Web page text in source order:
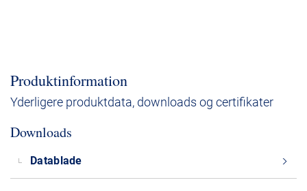
Produktinformation
Yderligere produktdata, downloads og certifikater
Downloads
Datablade